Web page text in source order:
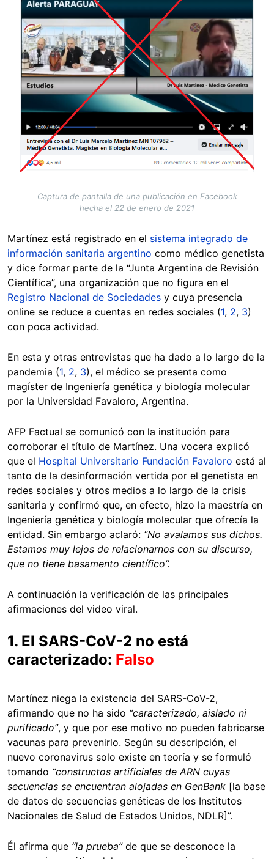
Captura de pantalla de una publicación en Facebook
hecha el 22 de enero de 2021
Martínez está registrado en el sistema integrado de
información sanitaria argentino como médico genetista
y dice formar parte de la “Junta Argentina de Revisión
Científica”, una organización que no figura en el
Registro Nacional de Sociedades y cuya presencia
online se reduce a cuentas en redes sociales (1, 2, 3)
con poca actividad.
En esta y otras entrevistas que ha dado a lo largo de la
pandemia (1, 2, 3), el médico se presenta como
magíster de Ingeniería genética y biología molecular
por la Universidad Favaloro, Argentina.
AFP Factual se comunicó con la institución para
corroborar el título de Martínez. Una vocera explicó
que el Hospital Universitario Fundación Favaloro está al
tanto de la desinformación vertida por el genetista en
redes sociales y otros medios a lo largo de la crisis
sanitaria y confirmó que, en efecto, hizo la maestría en
Ingeniería genética y biología molecular que ofrecía la
entidad. Sin embargo aclaró: “No avalamos sus dichos.
Estamos muy lejos de relacionarnos con su discurso,
que no tiene basamento científico”.
A continuación la verificación de las principales
afirmaciones del video viral.
1. El SARS-CoV-2 no está
caracterizado: Falso
Martínez niega la existencia del SARS-CoV-2,
afirmando que no ha sido “caracterizado, aislado ni
purificado”, y que por ese motivo no pueden fabricarse
vacunas para prevenirlo. Según su descripción, el
nuevo coronavirus solo existe en teoría y se formuló
tomando “constructos artificiales de ARN cuyas
secuencias se encuentran alojadas en GenBank [la base
de datos de secuencias genéticas de los Institutos
Nacionales de Salud de Estados Unidos, NDLR]”.
Él afirma que “la prueba” de que se desconoce la